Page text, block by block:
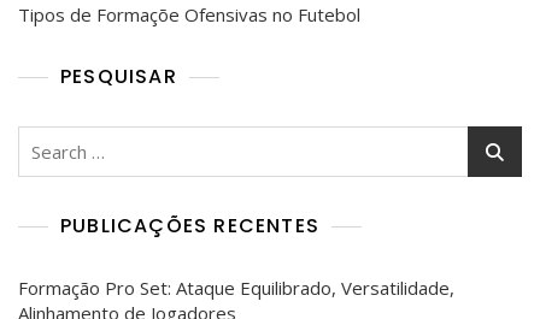
Tipos de Formaçõe Ofensivas no Futebol
PESQUISAR
Search
PUBLICAÇÕES RECENTES
Formação Pro Set: Ataque Equilibrado, Versatilidade,
Alinhamento de Jogadores